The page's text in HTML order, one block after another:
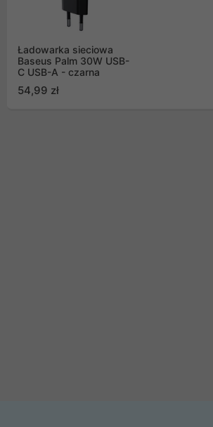
Ładowarka sieciowa
Baseus Palm 30W USB-
C USB-A - czarna
54,99 zł